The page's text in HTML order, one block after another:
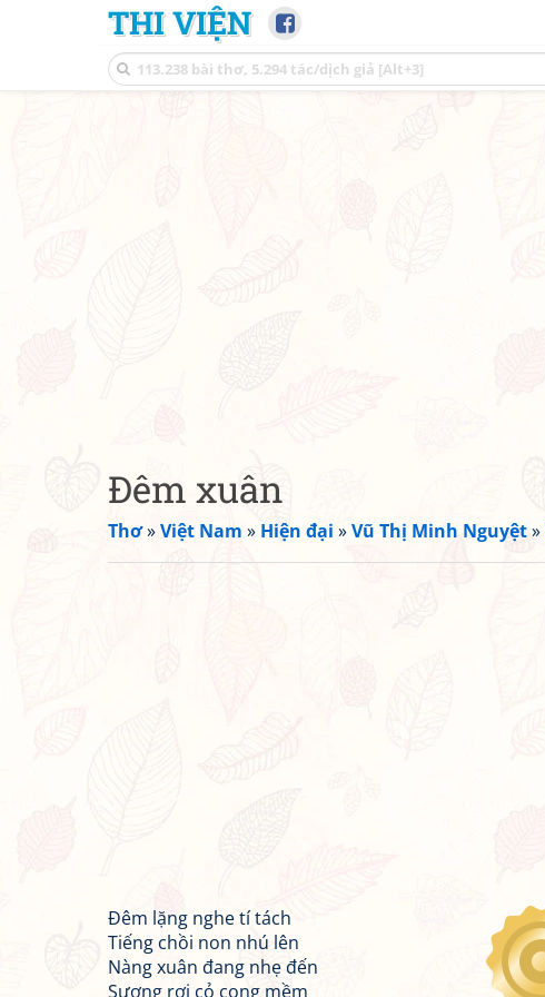
THI VIỆN
Đêm xuân
Thơ»Việt Nam » Hiện đại »Vũ Thị Minh Nguyệt»
Đêm lặng nghe tí tách
Tiếng chồi non nhú lên
Nàng xuân đang nhẹ đến
Sương rơi cỏ cong mềm